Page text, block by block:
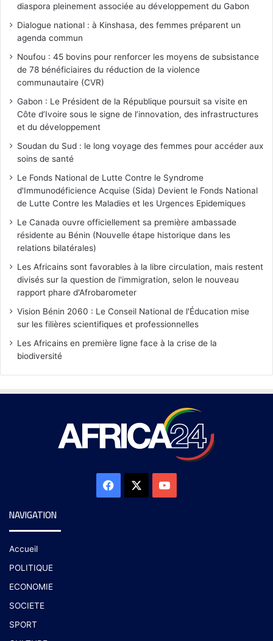
diaspora pleinement associée au développement du Gabon
Dialogue national : à Kinshasa, des femmes préparent un
agenda commun
Noufou : 45 bovins pour renforcer les moyens de subsistance
de 78 bénéficiaires du réduction de la violence
communautaire (CVR)
Gabon : Le Président de la République poursuit sa visite en
Côte d’Ivoire sous le signe de l’innovation, des infrastructures
et du développement
Soudan du Sud : le long voyage des femmes pour accéder aux
soins de santé
Le Fonds National de Lutte Contre le Syndrome
d'Immunodéficience Acquise (Sida) Devient le Fonds National
de Lutte Contre les Maladies et les Urgences Epidemiques
Le Canada ouvre officiellement sa première ambassade
résidente au Bénin (Nouvelle étape historique dans les
relations bilatérales)
Les Africains sont favorables à la libre circulation, mais restent
divisés sur la question de l'immigration, selon le nouveau
rapport phare d'Afrobarometer
Vision Bénin 2060 : Le Conseil National de l'Éducation mise
sur les filières scientifiques et professionnelles
Les Africains en première ligne face à la crise de la
biodiversité
NAVIGATION
Accueil
POLITIQUE
ECONOMIE
SOCIETE
SPORT